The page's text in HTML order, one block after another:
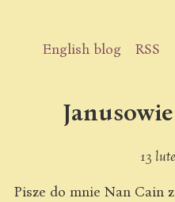
English blog RSS
13
Pisze do mnie Nan Cain